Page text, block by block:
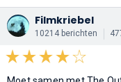
Filmkriebel
10214 berichten